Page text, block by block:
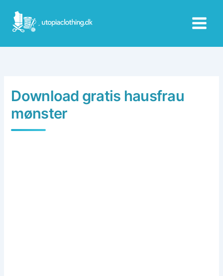
content
Download gratis hausfrau
mønster